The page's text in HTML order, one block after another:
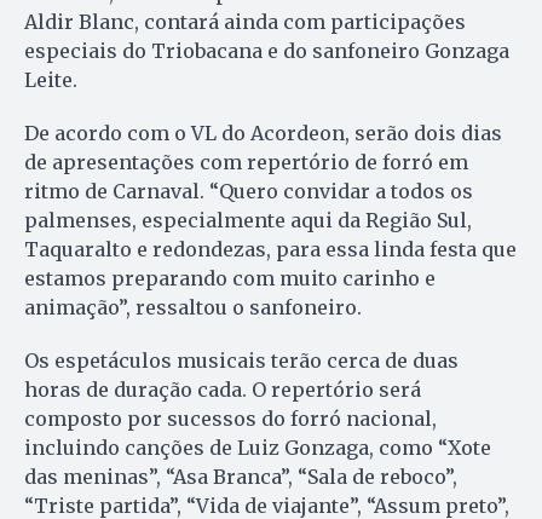
Aldir Blanc, contará ainda com participações
especiais do Triobacana e do sanfoneiro Gonzaga
Leite.
De acordo com o VL do Acordeon, serão dois dias
de apresentações com repertório de forró em
ritmo de Carnaval. “Quero convidar a todos os
palmenses, especialmente aqui da Região Sul,
Taquaralto e redondezas, para essa linda festa que
estamos preparando com muito carinho e
animação”, ressaltou o sanfoneiro.
Os espetáculos musicais terão cerca de duas
horas de duração cada. O repertório será
composto por sucessos do forró nacional,
incluindo canções de Luiz Gonzaga, como “Xote
das meninas”, “Asa Branca”, “Sala de reboco”,
“Triste partida”, “Vida de viajante”, “Assum preto”,